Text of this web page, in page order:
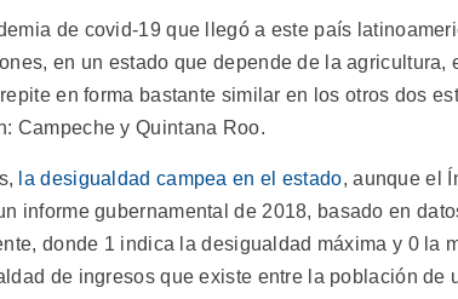
de covid-19 que llegó a este país
en un estado que depende de la agricultura,
en forma bastante similar en los otros dos
Campeche y Quintana Roo.
la desigualdad campea en el estado, aunque el
informe gubernamental de 2018, basado en
donde 1 indica la desigualdad máxima y 0 la
de ingresos que existe entre la población de